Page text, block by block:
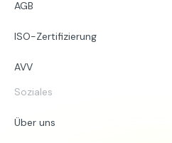
Soziales
Über uns
AGB
ISO-Zertifizierung
AVV